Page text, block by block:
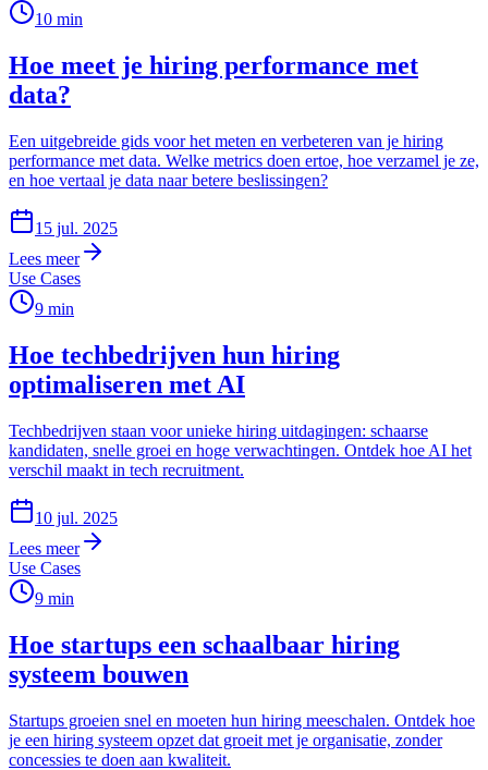
10 min
Hoe meet je hiring performance met
data?
Een uitgebreide gids voor het meten en verbeteren van je hiring
performance met data. Welke metrics doen ertoe, hoe verzamel je ze,
en hoe vertaal je data naar betere beslissingen?
15 jul. 2025
Lees meer
Use Cases
9 min
Hoe techbedrijven hun hiring
optimaliseren met AI
Techbedrijven staan voor unieke hiring uitdagingen: schaarse
kandidaten, snelle groei en hoge verwachtingen. Ontdek hoe AI het
verschil maakt in tech recruitment.
10 jul. 2025
Lees meer
Use Cases
9 min
Hoe startups een schaalbaar hiring
systeem bouwen
Startups groeien snel en moeten hun hiring meeschalen. Ontdek hoe
je een hiring systeem opzet dat groeit met je organisatie, zonder
concessies te doen aan kwaliteit.